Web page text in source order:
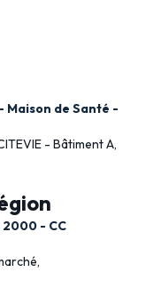
de Santé -
- Bâtiment A,
- CC